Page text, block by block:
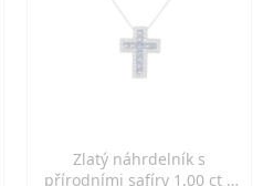
Zlatý náhrdelník s
přírodními safíry 1,00 ct a